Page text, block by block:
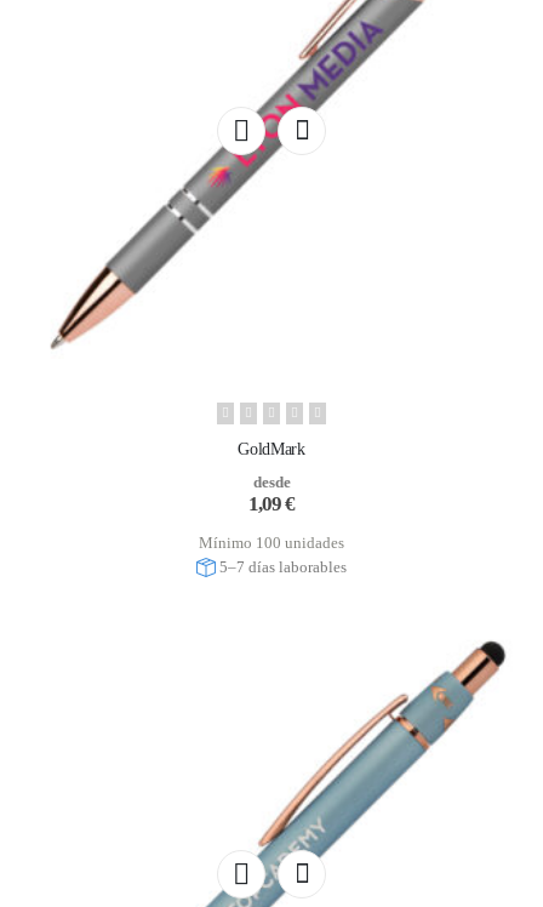
GoldMark
desde
1,09€
Mínimo 100 unidades
5–7 días laborables